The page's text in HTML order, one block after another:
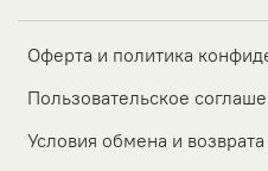
Оферта и политика
Пользовательское
Условия обмена и возврата